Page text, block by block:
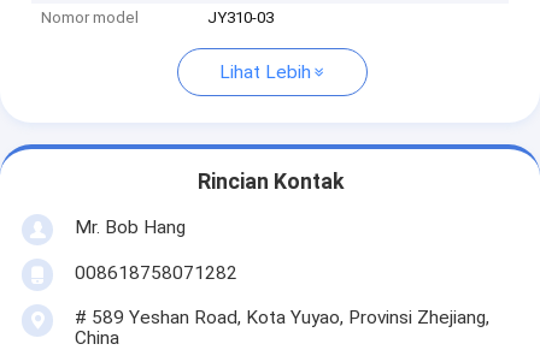
Nomor model
JY310-03
Lihat Lebih
Rincian Kontak
Mr. Bob Hang
008618758071282
# 589 Yeshan Road, Kota Yuyao, Provinsi Zhejiang,
China